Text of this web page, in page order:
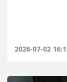
2026-07-02